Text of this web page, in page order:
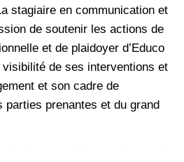
stagiaire en communication et
de soutenir les actions de
et de plaidoyer d’Educo
visibilité de ses interventions et
et son cadre de
parties prenantes et du grand